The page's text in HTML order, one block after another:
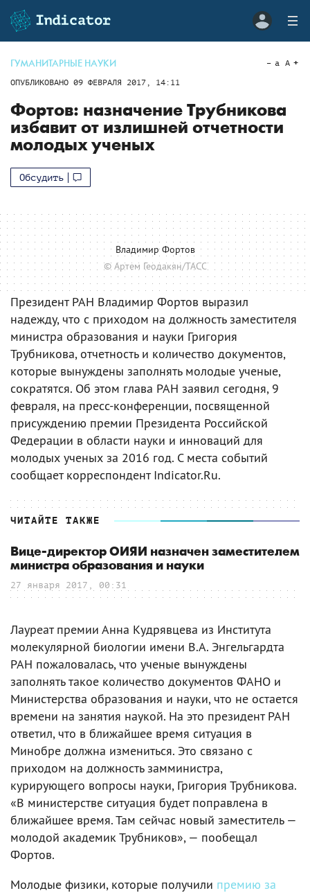
ГУМАНИТАРНЫЕ НАУКИ
ОПУБЛИКОВАНО 09 ФЕВРАЛЯ 2017, 14:11
a A
Фортов: назначение Трубникова
избавит от излишней отчетности
молодых ученых
Обсудить
Владимир Фортов
© Артем Геодакян/ТАСС
Президент РАН Владимир Фортов выразил
надежду, что с приходом на должность заместителя
министра образования и науки Григория
Трубникова, отчетность и количество документов,
которые вынуждены заполнять молодые ученые,
сократятся. Об этом глава РАН заявил сегодня, 9
февраля, на пресс-конференции, посвященной
присуждению премии Президента Российской
Федерации в области науки и инноваций для
молодых ученых за 2016 год. С места событий
сообщает корреспондент Indicator.Ru.
ЧИТАЙТЕ ТАКЖЕ
Вице-директор ОИЯИ назначен заместителем
министра образования и науки
27 января 2017, 00:31
Лауреат премии Анна Кудрявцева из Института
молекулярной биологии имени В.А. Энгельгардта
РАН пожаловалась, что ученые вынуждены
заполнять такое количество документов ФАНО и
Министерства образования и науки, что не остается
времени на занятия наукой. На это президент РАН
ответил, что в ближайшее время ситуация в
Минобре должна измениться. Это связано с
приходом на должность замминистра,
курирующего вопросы науки, Григория Трубникова.
«В министерстве ситуация будет поправлена в
ближайшее время. Там сейчас новый заместитель —
молодой академик Трубников», — пообещал
Фортов.
Молодые физики, которые получили премию за